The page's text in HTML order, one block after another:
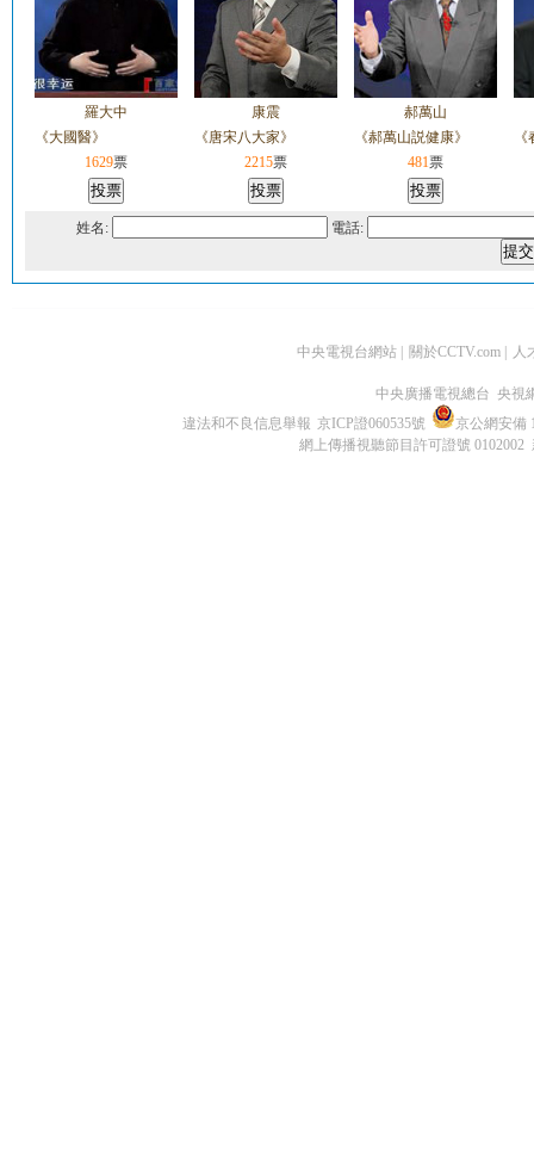
羅大中
《大國醫》
1629票
康震
《唐宋八大家》
2215票
郝萬山
《郝萬山説健康》
481票
姓名: 電話:
中央電視台網站 關於CCTV.com 人
中央廣播電視總台 央視
違法和不良信息舉報 京ICP證060535號
京公網安備
網上傳播視聽節目許可證號 0102002